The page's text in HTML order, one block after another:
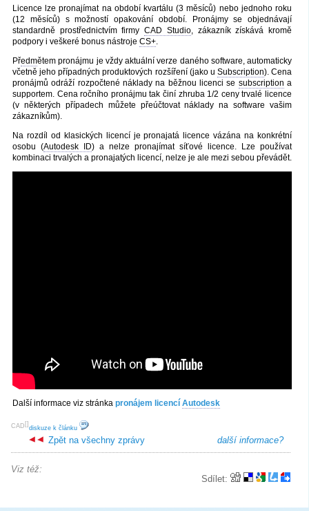
Licence lze pronajímat na období kvartálu (3 měsíců) nebo jednoho roku
(12 měsíců) s možností opakování období. Pronájmy se objednávají
standardně prostřednictvím firmyCAD Studio, zákazník získává kromě
podpory i veškeré bonus nástroje CS+
Předmětem pronájmu je vždy aktuální verze daného software, automaticky
včetně jeho případných produktových rozšíření (jako u Subscription). Cena
pronájmů odráží rozpočtené náklady na běžnou licenci se subscription a
supportem. Cena ročního pronájmu tak činí zhruba 1/2 ceny trvalé licence
(v některých případech můžete přeúčtovat náklady na software vašim
zákazníkům).
Na rozdíl od klasických licencí je pronajatá licence vázána na konkrétní
osobu (Autodesk ID) a nelze pronajímat síťové licence. Lze používat
kombinaci trvalých a pronajatých licencí, nelze je ale mezi sebou převádět.
Další informace viz stránka pronájem licencí Autodesk
[
CAD ]
diskuze k článku
další informace?
Zpět na všechny zprávy
Sdílet:
Viz též: